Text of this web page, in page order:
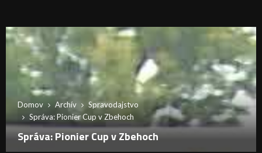
Domov Archív
Spravodajstvo
Správa: Pionier Cup v Zbehoch
Správa: Pionier Cup v Zbehoch